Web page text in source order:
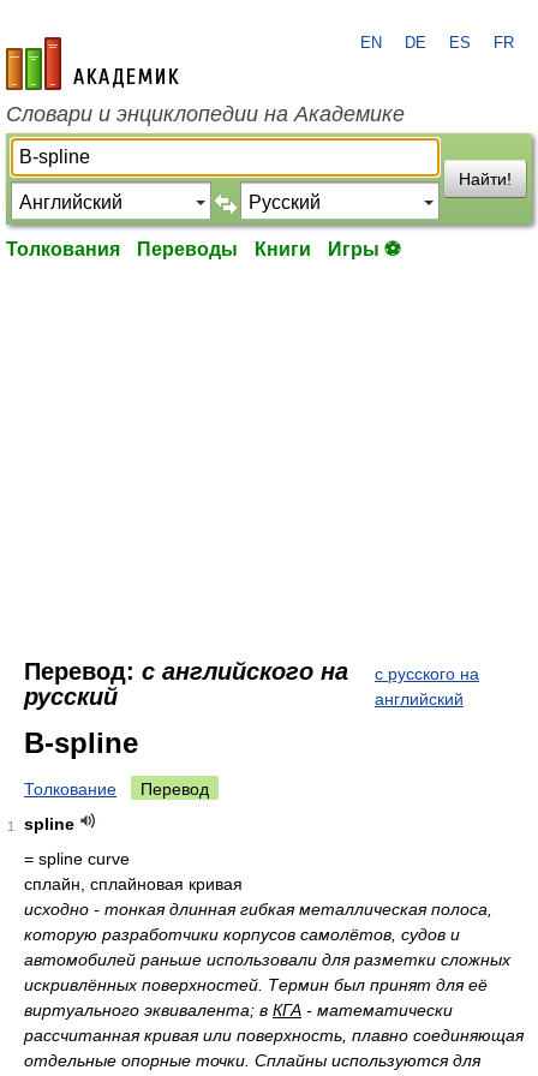
academic.ru
EN DE ES FR
Словари и энциклопедии на Академике
Найти!
Толкования Переводы Книги Игры ⚽
Перевод: с английского на
русский
с русского на
английский
B-spline
Толкование Перевод
1
spline
= spline curve
сплайн, сплайновая кривая
исходно - тонкая длинная гибкая металлическая полоса,
которую разработчики корпусов самолётов, судов и
автомобилей раньше использовали для разметки сложных
искривлённых поверхностей. Термин был принят для её
виртуального эквивалента; в КГА - математически
рассчитанная кривая или поверхность, плавно соединяющая
отдельные опорные точки. Сплайны используются для